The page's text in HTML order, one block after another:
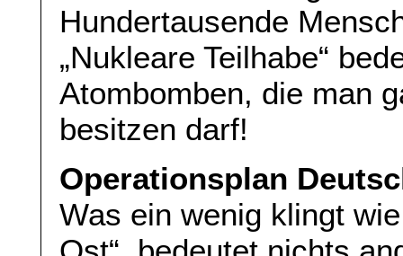
Hundertausende
„Nukleare Teilhabe“
Atombomben, die man
besitzen darf!
Operationsplan
Was ein wenig klingt